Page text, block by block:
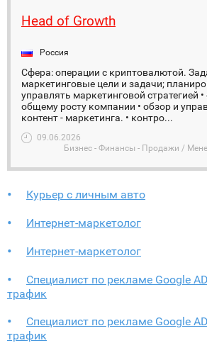
Head of Growth
Россия
Сфера: операции с криптовалютой.
маркетинговые цели и задачи;
управлять маркетинговой стратегией
общему росту компании • обзор и
контент - маркетинга. • контро...
09.06.2026
Бизнес - Финансы - Продажи /
Курьер с личным авто
Интернет-маркетолог
Интернет-маркетолог
Специалист по рекламе Google
трафик
Специалист по рекламе Google
трафик